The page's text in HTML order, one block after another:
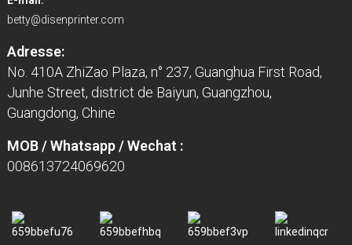
betty@disenprinter.com
Adresse:
No. 410A ZhiZao Plaza, n° 237, Guanghua First Road,
Junhe Street, district de Baiyun, Guangzhou,
Guangdong, Chine
MOB / Whatsapp / Wechat :
008613724069620